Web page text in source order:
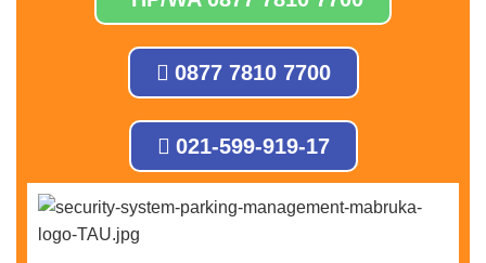
0877 7810 7700
021-599-919-17